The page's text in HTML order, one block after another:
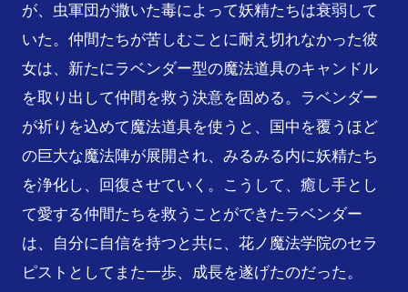
が、虫軍団が撒いた毒によって妖精たちは衰弱して
いた。仲間たちが苦しむことに耐え切れなかった彼
女は、新たにラベンダー型の魔法道具のキャンドル
を取り出して仲間を救う決意を固める。ラベンダー
が祈りを込めて魔法道具を使うと、国中を覆うほど
の巨大な魔法陣が展開され、みるみる内に妖精たち
を浄化し、回復させていく。こうして、癒し手とし
て愛する仲間たちを救うことができたラベンダー
は、自分に自信を持つと共に、花ノ魔法学院のセラ
ピストとしてまた一歩、成長を遂げたのだった。